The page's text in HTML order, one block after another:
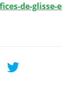
de-glisse-